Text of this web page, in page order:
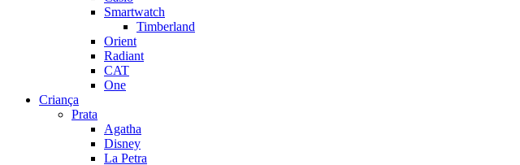
Smartwatch
Timberland
Orient
Radiant
CAT
One
Criança
Prata
Agatha
Disney
La Petra